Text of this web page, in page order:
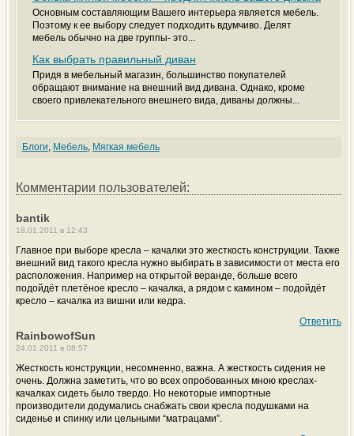
Основным составляющим Вашего интерьера является мебель.
Поэтому к ее выбору следует подходить вдумчиво. Делят
мебель обычно на две группы- это...
Как выбрать правильный диван
Придя в мебельный магазин, большинство покупателей
обращают внимание на внешний вид дивана. Однако, кроме
своего привлекательного внешнего вида, диваны должны...
Блоги, Мебель, Мягкая мебель
Комментарии пользователей:
bantik
18.01.2011 в 12:43
Главное при выборе кресла – качалки это жесткость конструкции. Также
внешний вид такого кресла нужно выбирать в зависимости от места его
расположения. Например на открытой веранде, больше всего
подойдёт плетёное кресло – качалка, а рядом с камином – подойдёт
кресло – качалка из вишни или кедра.
Ответить
RainbowofSun
24.01.2011 в 08:57
Жесткость конструкции, несомненно, важна. А жесткость сидения не
очень. Должна заметить, что во всех опробованных мною креслах-
качалках сидеть было твердо. Но некоторые импортные
производители додумались снабжать свои кресла подушками на
сиденье и спинку или цельными “матрацами”.